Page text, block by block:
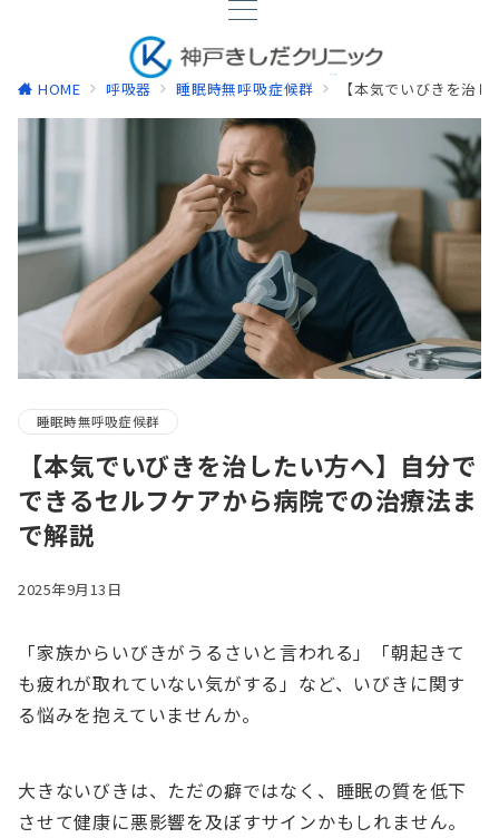
HOME 呼吸器 睡眠時無呼吸症候群 【本気でいびきを治
睡眠時無呼吸症候群
【本気でいびきを治したい方へ】自分で
できるセルフケアから病院での治療法ま
で解説
2025年9月13日
「家族からいびきがうるさいと言われる」「朝起きて
も疲れが取れていない気がする」など、いびきに関す
る悩みを抱えていませんか。
大きないびきは、ただの癖ではなく、睡眠の質を低下
させて健康に悪影響を及ぼすサインかもしれません。